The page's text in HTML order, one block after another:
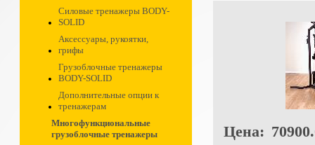
Силовые тренажеры BODY-
SOLID
Аксессуары, рукоятки,
грифы
Грузоблочные тренажеры
BODY-SOLID
Дополнительные опции к
тренажерам
Многофункциональные
грузоблочные тренажеры
Цена: